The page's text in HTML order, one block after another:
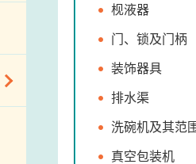
枧液器
门、锁及门柄
装饰器具
排水渠
洗碗机及其范
真空包装机